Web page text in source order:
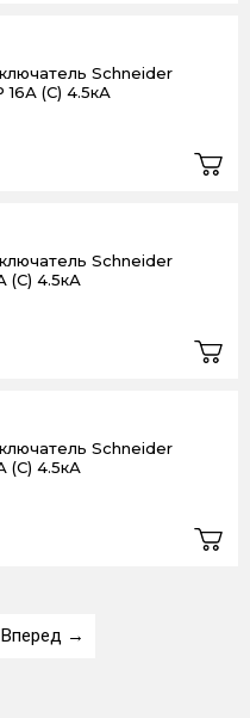
Schneider
(C) 4.5кА
Schneider
(C) 4.5кА
Schneider
(C) 4.5кА
Вперед →